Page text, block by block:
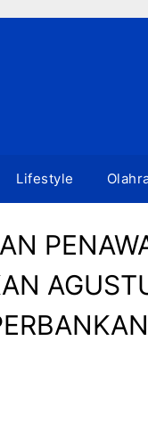
Lifestyle